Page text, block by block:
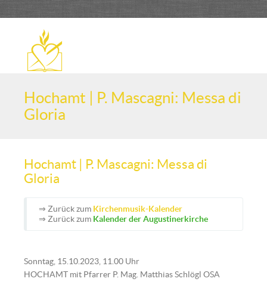
Hochamt | P. Mascagni: Messa di
Gloria
Hochamt | P. Mascagni: Messa di
Gloria
⇒ Zurück zum Kirchenmusik-Kalender
⇒ Zurück zum Kalender der Augustinerkirche
Sonntag, 15.10.2023, 11.00 Uhr
HOCHAMT mit Pfarrer P. Mag. Matthias Schlögl OSA